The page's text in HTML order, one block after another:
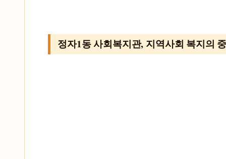
정자1동 사회복지관, 지역사회 복지의